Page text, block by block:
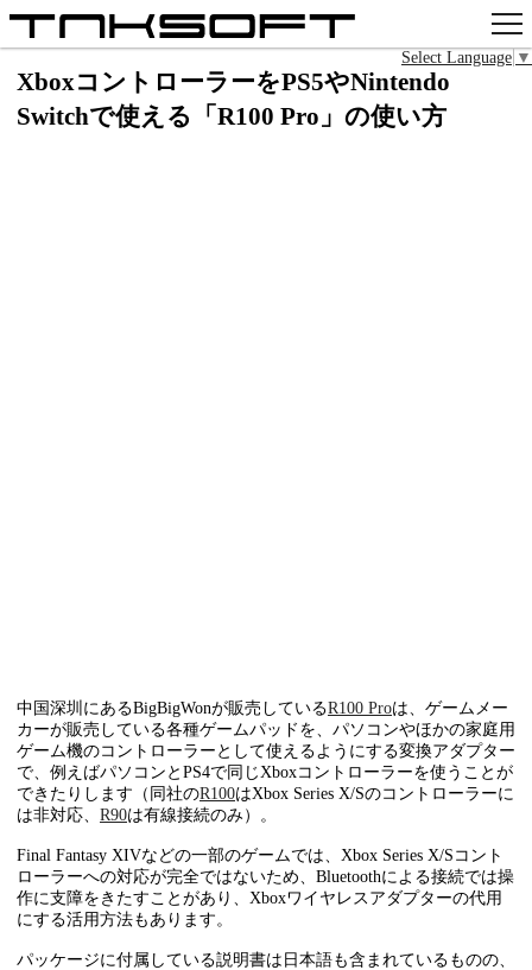
x
Select Language ▼
XboxコントローラーをPS5やNintendo
Switchで使える「R100 Pro」の使い方
中国深圳にあるBigBigWonが販売しているR100 Proは、ゲームメー
カーが販売している各種ゲームパッドを、パソコンやほかの家庭用
ゲーム機のコントローラーとして使えるようにする変換アダプター
で、例えばパソコンとPS4で同じXboxコントローラーを使うことが
できたりします（同社のR100はXbox Series X/Sのコントローラーに
は非対応、 R90は有線接続のみ）。
Final Fantasy XIVなどの一部のゲームでは、Xbox Series X/Sコント
ローラーへの対応が完全ではないため、Bluetoothによる接続では操
作に支障をきたすことがあり、Xboxワイヤレスアダプターの代用
にする活用方法もあります。
パッケージに付属している説明書は日本語も含まれているものの、